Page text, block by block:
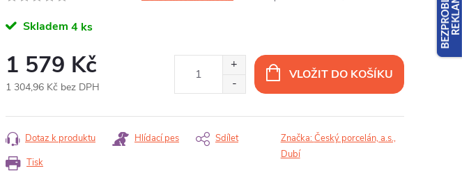
Skladem 4 ks
1 579 Kč
1 304,96 Kč bez DPH
cena:
VLOŽIT DO KOŠÍKU
Tisk
Dotaz k produktu Hlídací pes Sdílet Značka:Český porcelán, a.s.,
Dubí